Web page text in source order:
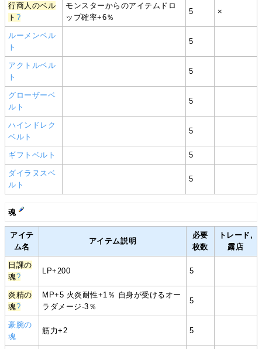
行商人のベル
ト ?
モンスターからのアイテムドロ
ップ確率+6％
5 ×
ルーメンベル
ト
5
アクトルベル
ト
5
グローザーベ
ルト
5
ハインドレク
ベルト
5
ギフトベルト 5
ダイラヌスベ
ルト
5
魂
アイテ
ム名
アイテム説明
必要
枚数
トレード,
露店
日課の
魂?
LP+200 5
炎精の
魂?
MP+5 火炎耐性+1％ 自身が受けるオー
ラダメージ-3％
5
豪腕の
魂
筋力+2 5